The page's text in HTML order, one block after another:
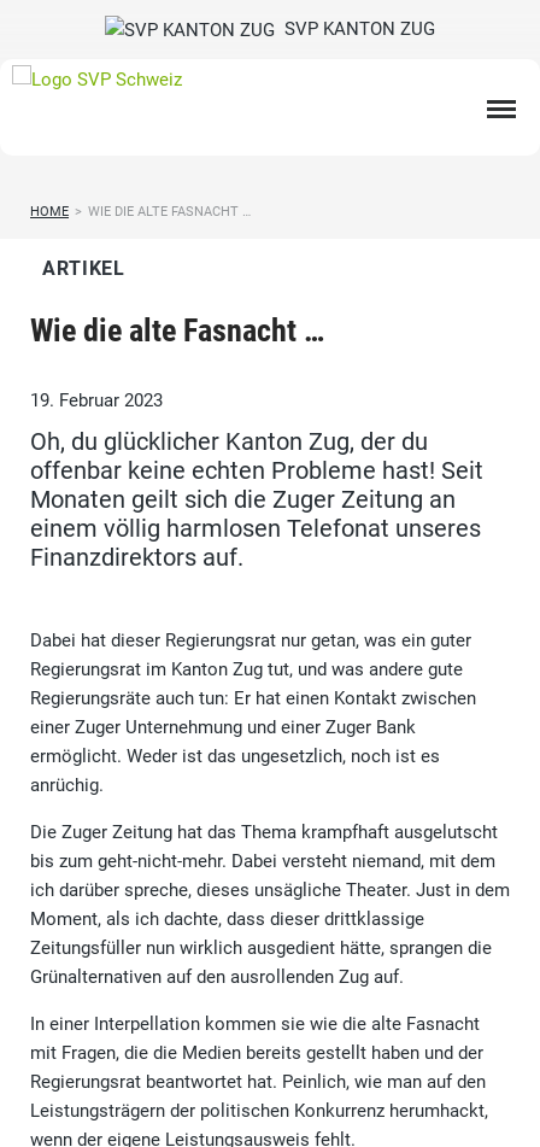
SVP KANTON ZUG
HOME > WIE DIE ALTE FASNACHT …
ARTIKEL
Wie die alte Fasnacht …
19. Februar 2023
Oh, du glücklicher Kanton Zug, der du
offenbar keine echten Probleme hast! Seit
Monaten geilt sich die Zuger Zeitung an
einem völlig harmlosen Telefonat unseres
Finanzdirektors auf.
Dabei hat dieser Regierungsrat nur getan, was ein guter
Regierungsrat im Kanton Zug tut, und was andere gute
Regierungsräte auch tun: Er hat einen Kontakt zwischen
einer Zuger Unternehmung und einer Zuger Bank
ermöglicht. Weder ist das ungesetzlich, noch ist es
anrüchig.
Die Zuger Zeitung hat das Thema krampfhaft ausgelutscht
bis zum geht-nicht-mehr. Dabei versteht niemand, mit dem
ich darüber spreche, dieses unsägliche Theater. Just in dem
Moment, als ich dachte, dass dieser drittklassige
Zeitungsfüller nun wirklich ausgedient hätte, sprangen die
Grünalternativen auf den ausrollenden Zug auf.
In einer Interpellation kommen sie wie die alte Fasnacht
mit Fragen, die die Medien bereits gestellt haben und der
Regierungsrat beantwortet hat. Peinlich, wie man auf den
Leistungsträgern der politischen Konkurrenz herumhackt,
wenn der eigene Leistungsausweis fehlt.